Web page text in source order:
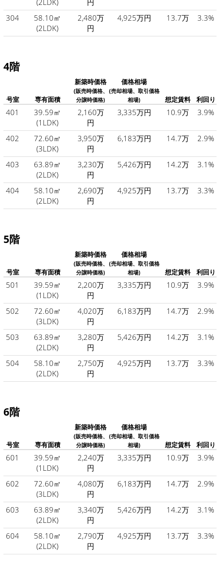
(2LDK)
円
304
58.10㎡
(2LDK)
2,480万
円
4,925万円 13.7万 3.3%
4階
号室 専有面積
新築時価格
(販売時価格、
分譲時価格)
価格相場
(売却相場、取引価格
相場)
想定賃料 利回り
401
39.59㎡
(1LDK)
2,160万
円
3,335万円 10.9万 3.9%
402
72.60㎡
(3LDK)
3,950万
円
6,183万円 14.7万 2.9%
403
63.89㎡
(2LDK)
3,230万
円
5,426万円 14.2万 3.1%
404
58.10㎡
(2LDK)
2,690万
円
4,925万円 13.7万 3.3%
5階
号室 専有面積
新築時価格
(販売時価格、
分譲時価格)
価格相場
(売却相場、取引価格
相場)
想定賃料 利回り
501
39.59㎡
(1LDK)
2,200万
円
3,335万円 10.9万 3.9%
502
72.60㎡
(3LDK)
4,020万
円
6,183万円 14.7万 2.9%
503
63.89㎡
(2LDK)
3,280万
円
5,426万円 14.2万 3.1%
504
58.10㎡
(2LDK)
2,750万
円
4,925万円 13.7万 3.3%
6階
号室 専有面積
新築時価格
(販売時価格、
分譲時価格)
価格相場
(売却相場、取引価格
相場)
想定賃料 利回り
601
39.59㎡
(1LDK)
2,240万
円
3,335万円 10.9万 3.9%
602
72.60㎡
(3LDK)
4,080万
円
6,183万円 14.7万 2.9%
603
63.89㎡
(2LDK)
3,340万
円
5,426万円 14.2万 3.1%
604
58.10㎡
(2LDK)
2,790万
円
4,925万円 13.7万 3.3%